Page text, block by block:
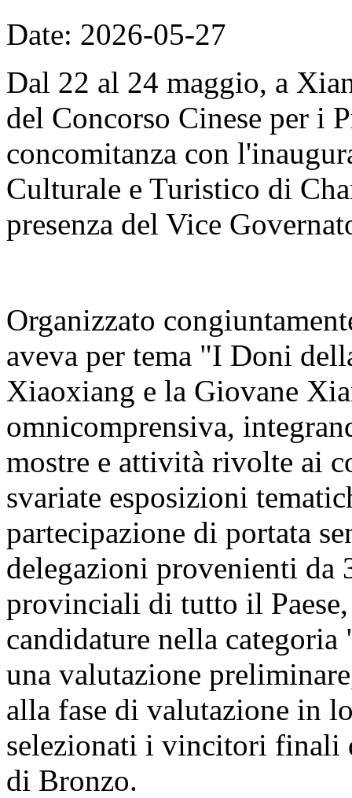
Date: 2026-05-27
Dal 22 al 24 maggio, a
del Concorso Cinese per
concomitanza con
Culturale e Turistico di
presenza del Vice
Organizzato
aveva per tema "I Doni
Xiaoxiang e la Giovane
omnicomprensiva,
mostre e attività rivolte ai
svariate esposizioni
partecipazione di portata
delegazioni provenienti da
provinciali di tutto il
candidature nella
una valutazione
alla fase di valutazione in
selezionati i vincitori finali
di Bronzo.